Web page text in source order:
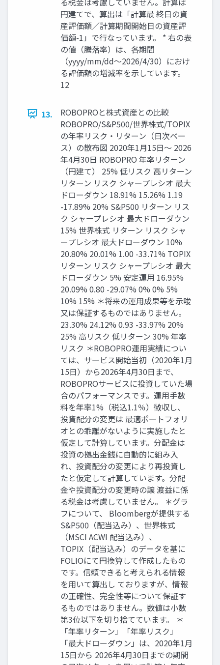
円建てで、算出は「計算最 終日の資
産評価額／計算期間開始日の資産評
価額-1」で行なっています。 * 右の表
の値（騰落率）は、各期間
（yyyy/mm/dd〜2026/4/30）におけ
る評価額の増減率を示しています。
12
13.
ROBOPROと株式資産との比較
ROBOPRO/S&P500/世界株式/TOPIX
の年率リスク・リターン（日次ベー
ス）の散布図 2020年1月15日～ 2026
年4月30日 ROBOPRO 年率リターン
（円建て） 25% 低リスク 高リターン
リターン リスク シャープレシオ 最大
ドローダウン 18.91% 15.26% 1.19
-17.89% 20% S&P500 リターン リス
ク シャープレシオ 最大ドローダウン
15% 世界株式 リターン リスク シャ
ープレシオ 最大ドローダウン 10%
20.80% 20.01% 1.00 -33.71% TOPIX
リターン リスク シャープレシオ 最大
ドローダウン 5% 安定運用 16.95%
20.09% 0.80 -29.07% 0% 0% 5%
10% 15% ＊将来の運用成果等を示唆
又は保証するものではありません。
23.30% 24.12% 0.93 -33.97% 20%
25% 高リスク 低リターン 30% 年率
リスク ＊ROBOPRO運用実績につい
ては、サービス開始当初（2020年1月
15日）から2026年4月30日まで、
ROBOPROサービスに投資していた場
合のパフォーマンスです。運用手数
料を年率1%（税込1.1％）徴収し、
投資配分の変更は 最適ポートフォリ
オとの乖離がないように実施したと
仮定して計算しています。分配金は
投資の拠出金銭に自動的に組み入
れ、投資配分の変更により再投資し
たと仮定して計算しています。分配
金や投資配分の変更時の譲 渡益に係
る税金は考慮していません。 ＊グラ
フについて、 Bloombergが提供する
S&P500（配当込み）、世界株式
（MSCI ACWI 配当込み）、
TOPIX（配当込み）のデータを基に
FOLIOにて円換算して作成したもの
です。信頼できると考えられる情報
を用いて算出し ておりますが、情報
の正確性、完全性等について保証す
るものではありません。数値は小数
第3位以下を切り捨てています。 ＊
「年率リターン」「年率リスク」
「最大ドローダウン」は、2020年1月
15日から 2026年4月30日までの期間